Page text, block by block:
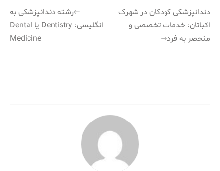
راهبری
نوشته
رشته دندانپزشکی به
انگلیسی: Dentistry یا Dental
Medicine
دندانپزشکی کودکان در شهرک
اکباتان: خدمات تخصصی و
منحصر به فرد